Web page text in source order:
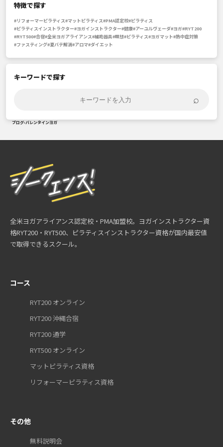
特徴で探す
#リフォーマーピラティス#マットピラティス#PMA認定校#ピラティス
#ピラティスインストラクター#ヨガインストラクター#健康#アーユルヴェーダ#ヨガ#RYT200
#RYT500#合宿#全米ヨガアライアンス#補助器具#瞑想#ピラティス#ヨガマット#熱中症対策
#ファスティング#夏バテ解消#アロマ#ダイエット
キーワードで探す
⌕
ブログ›バレンタインヨガ
全米ヨガアライアンス認定校・PMA加盟校。ヨガインストラクター資
格RYT200・RYT500、ピラティスインストラクター資格が国内最安値
で取得できるスクール。
コース
RYT200 オンライン
RYT200 沖縄合宿
RYT200 通学
RYT500 オンライン
マットピラティス資格
リフォーマーピラティス資格
その他
無料説明会